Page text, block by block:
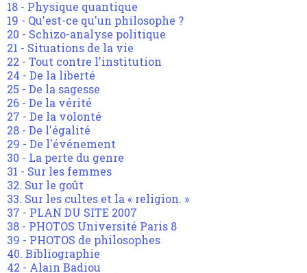
18 - Physique quantique
19 - Qu'est-ce qu'un philosophe ?
20 - Schizo-analyse politique
21 - Situations de la vie
22 - Tout contre l'institution
24 - De la liberté
25 - De la sagesse
26 - De la vérité
27 - De la volonté
28 - De l'égalité
29 - De l'événement
30 - La perte du genre
31 - Sur les femmes
32. Sur le goût
33. Sur les cultes et la « religion. »
37 - PLAN DU SITE 2007
38 - PHOTOS Université Paris 8
39 - PHOTOS de philosophes
40. Bibliographie
42 - Alain Badiou